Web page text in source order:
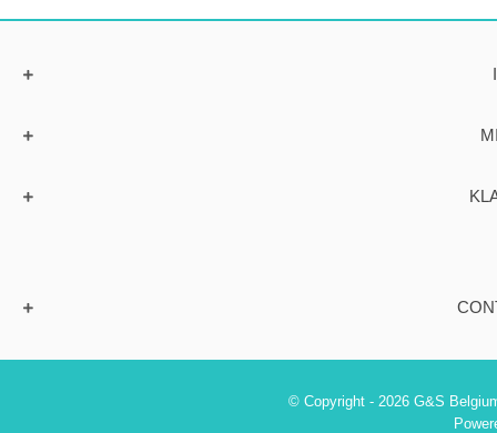
© Copyright - 2026 G&S